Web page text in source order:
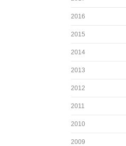
2016
2015
2014
2013
2012
2011
2010
2009